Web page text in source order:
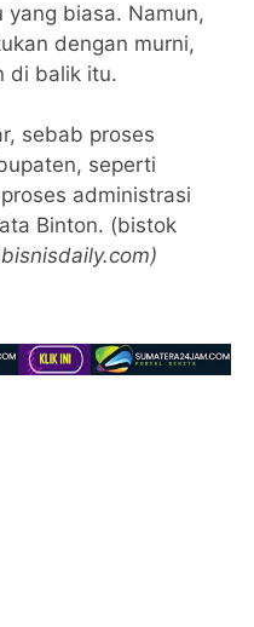
yang biasa. Namun,
dengan murni,
di balik itu.
sebab proses
seperti
administrasi
Binton. (bistok